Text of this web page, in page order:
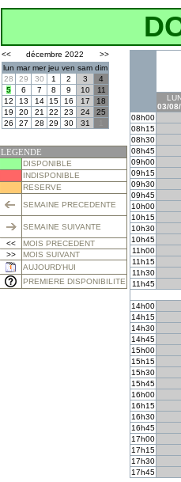
<< décembre 2022
>>
lun mar mer jeu ven sam dim
28
29 30 1 2 3
4
5
6 7 8 9 10
11
12
13 14 15 16 17
18
19
20 21 22 23 24
25
26
27 28 29 30 31
LEGENDE
DISPONIBLE
INDISPONIBLE
RESERVE
SEMAINE PRECEDENTE
SEMAINE SUIVANTE
<<
MOIS PRECEDENT
>>
MOIS SUIVANT
AUJOURD'HUI
PREMIERE DISPONIBILITE
03/
08h00
08h15
08h30
08h45
09h00
09h15
09h30
09h45
10h00
10h15
10h30
10h45
11h00
11h15
11h30
11h45
14h00
14h15
14h30
14h45
15h00
15h15
15h30
15h45
16h00
16h15
16h30
16h45
17h00
17h15
17h30
17h45